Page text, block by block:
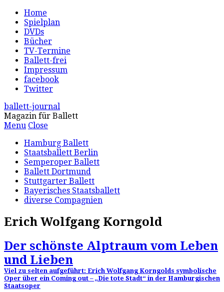
Home
Spielplan
DVDs
Bücher
TV-Termine
Ballett-frei
Impressum
facebook
Twitter
ballett-journal
Magazin für Ballett
Menu Close
Hamburg Ballett
Staatsballett Berlin
Semperoper Ballett
Ballett Dortmund
Stuttgarter Ballett
Bayerisches Staatsballett
diverse Compagnien
Erich Wolfgang Korngold
Der schönste Alptraum vom Leben
und Lieben
Viel zu selten aufgeführt: Erich Wolfgang Korngolds symbolische
Oper über ein Coming out – „Die tote Stadt“ in der Hamburgischen
Staatsoper